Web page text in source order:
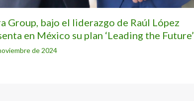
Group, bajo el liderazgo de Raúl López
en México su plan ‘Leading the Future’
de 2024